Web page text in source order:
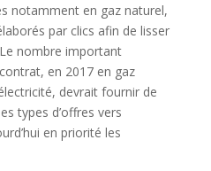
notamment en gaz naturel,
par clics afin de lisser
nombre important
en 2017 en gaz
devrait fournir de
types d’offres vers
en priorité les